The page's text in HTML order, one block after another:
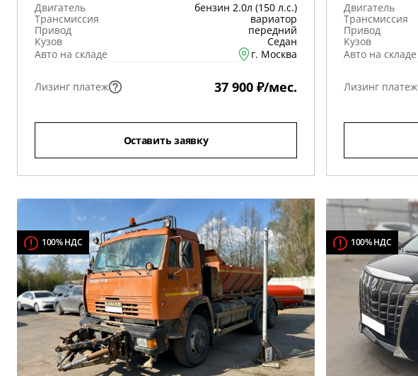
Двигатель
бензин 2.0л (150 л.с.)
Трансмиссия
вариатор
Привод
передний
Кузов
Седан
Авто на складе
г. Москва
Лизинг платеж 37 900 ₽/мес.
Оставить заявку
Двигатель
Трансмиссия
Привод
Кузов
Авто на складе
Лизинг платеж
100% НДС 100% НДС